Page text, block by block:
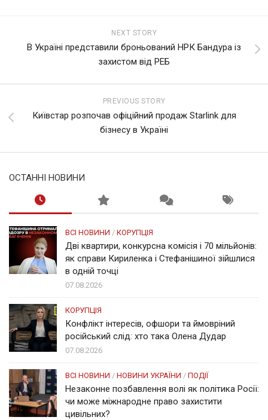
NEXT STORY
В Україні представили броньований НРК Бандура із
захистом від РЕБ
PREVIOUS STORY
Київстар розпочав офіційний продаж Starlink для
бізнесу в Україні
ОСТАННІ НОВИНИ
ВСІ НОВИНИ / КОРУПЦІЯ
Дві квартири, конкурсна комісія і 70 мільйонів:
як справи Кириленка і Стефанішиної зійшлися
в одній точці
07.08.2026
КОРУПЦІЯ
Конфлікт інтересів, офшори та ймовріний
російський слід: хто така Олена Дудар
07.08.2026
ВСІ НОВИНИ / НОВИНИ УКРАЇНИ / ПОДІЇ
Незаконне позбавлення волі як політика Росії:
чи може міжнародне право захистити
цивільних?